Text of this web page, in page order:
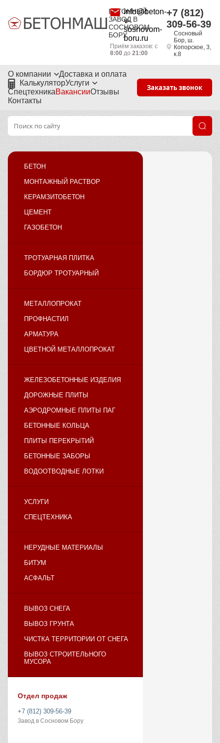
БЕТОННЫЙ
ЗАВОД В
СОСНОВОМ
БОРУ
info@beton-
v-
sosnovom-
boru.ru
Приём заказов: с
8:00до 21:00
+7 (812)
309-56-39
Сосновый
Бор, ш.
Копорское, 3,
к.8
О компании
Доставка и оплата
КалькуляторУслуги
СпецтехникаВакансииОтзывы
Контакты
Заказать звонок
БЕТОН
МОНТАЖНЫЙ РАСТВОР
КЕРАМЗИТОБЕТОН
ЦЕМЕНТ
ГАЗОБЕТОН
ТРОТУАРНАЯ ПЛИТКА
БОРДЮР ТРОТУАРНЫЙ
МЕТАЛЛОПРОКАТ
ПРОФНАСТИЛ
АРМАТУРА
ЦВЕТНОЙ МЕТАЛЛОПРОКАТ
ЖЕЛЕЗОБЕТОННЫЕ ИЗДЕЛИЯ
ДОРОЖНЫЕ ПЛИТЫ
АЭРОДРОМНЫЕ ПЛИТЫ ПАГ
БЕТОННЫЕ КОЛЬЦА
ПЛИТЫ ПЕРЕКРЫТИЙ
БЕТОННЫЕ ЗАБОРЫ
ВОДООТВОДНЫЕ ЛОТКИ
УСЛУГИ
СПЕЦТЕХНИКА
НЕРУДНЫЕ МАТЕРИАЛЫ
БИТУМ
АСФАЛЬТ
ВЫВОЗ СНЕГА
ВЫВОЗ ГРУНТА
ЧИСТКА ТЕРРИТОРИИ ОТ СНЕГА
ВЫВОЗ СТРОИТЕЛЬНОГО
МУСОРА
Отдел продаж
+7 (812) 309-56-39
Завод в Сосновом Бору